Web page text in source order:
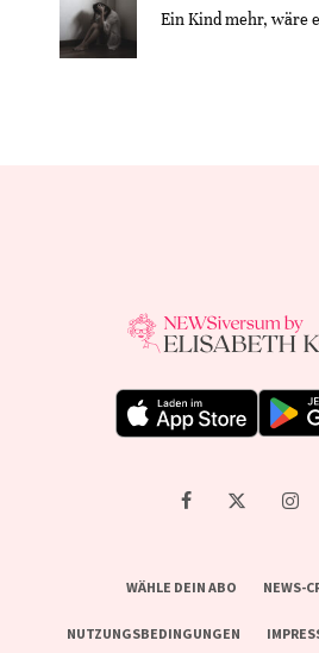
Ein Kind mehr, wäre
WÄHLE DEIN ABO NEWS-
NUTZUNGSBEDINGUNGEN